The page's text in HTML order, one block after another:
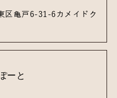
区亀戸6-31-6 カメイドク
ーと